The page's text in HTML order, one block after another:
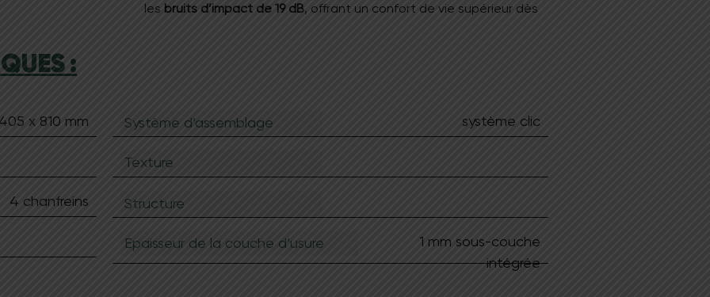
les bruits d’impact de 19 dB, offrant un confort de vie supérieur dès
Caldera Concrete Salt 405 x 810
35 ans en usage résidentiel
Disponible chez Solegno, ce produit combine le chic du béton industriel avec
unefacilité d’entretien incomparable
commerciales.
:
x 810 mm
4 chanfreins
Système d’assemblage système clic
Texture
Structure
Epaisseur de la couche d’usure
1 mm sous-couche
intégrée